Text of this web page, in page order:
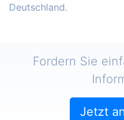
Deutschland.
Fordern Sie
Jetzt